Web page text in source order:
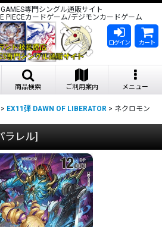
専門シングル通販サイト
PIECEカードゲーム/デジモンカードゲーム
ログイン カート
商品検索 ご利用案内 メニュー
> EX11弾 DAWN OF LIBERATOR > ネクロモン
ラレル]